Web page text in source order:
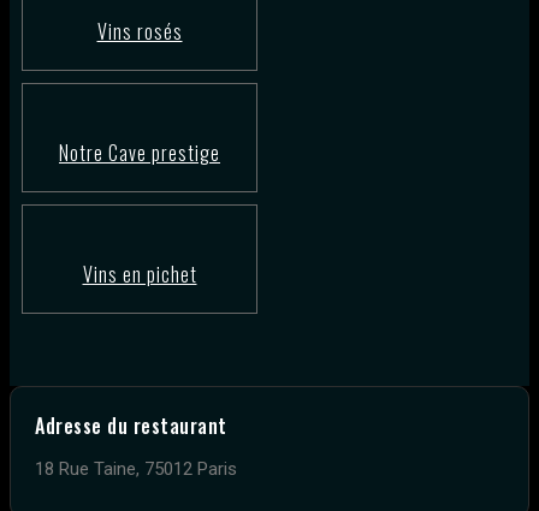
Vins rosés
Notre Cave prestige
Vins en pichet
Adresse du restaurant
18 Rue Taine, 75012 Paris